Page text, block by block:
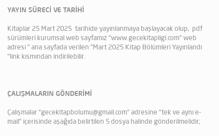
YAYIN SÜRECİ VE TARİHİ
Kitaplar 25 Mart 2025 tarihide yayınlanmaya başlayacak olup, pdf
sürümleri kurumsal web sayfamız “www.gecekitapligi.com” web
adresi " ana sayfada verilen "Mart 2025 Kitap Bölümleri Yayınlandı
"link kısmından indirilebilir.
ÇALIŞMALARIN GÖNDERİMİ
Çalışmalar “gecekitapbolumu@gmail.com” adresine “tek ve aynı e-
mail” içerisinde aşağıda belirtilen 5 dosya halinde gönderilmelidir;